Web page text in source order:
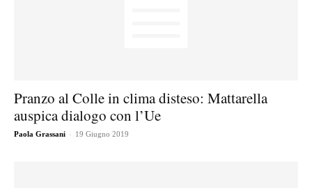
Pranzo al Colle in clima disteso: Mattarella
auspica dialogo con l’Ue
Paola Grassani - 19 Giugno 2019